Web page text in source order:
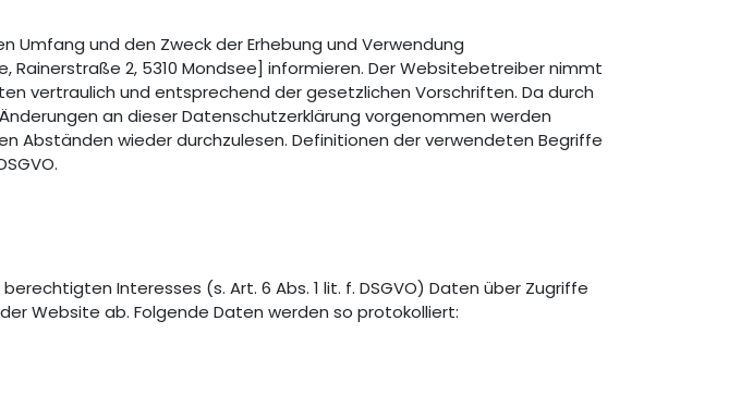
Umfang und den Zweck der Erhebung und Verwendung
2, 5310 Mondsee] informieren. Der Websitebetreiber nimmt
vertraulich und entsprechend der gesetzlichen Vorschriften. Da durch
an dieser Datenschutzerklärung vorgenommen werden
Abständen wieder durchzulesen. Definitionen der verwendeten Begriffe
Interesses (s. Art. 6 Abs. 1 lit. f. DSGVO) Daten über Zugriffe
Website ab. Folgende Daten werden so protokolliert: